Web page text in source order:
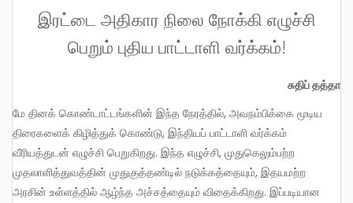
இரட்டை அதிகார நிலை நோக்கி எழுச்சி
பெறும் புதிய பாட்டாளி வர்க்கம்!
சுதிப் தத்தா
மே தினக் கொண்டாட்டங்களின் இந்த நேரத்தில், அவநம்பிக்கை மூடிய
திரைகளைக் கிழித்துக் கொண்டு, இந்தியப் பாட்டாளி வர்க்கம்
வீரியத்துடன் எழுச்சி பெறுகிறது. இந்த எழுச்சி, முதுகெலும்பற்ற
முதலாளித்துவத்தின் முதுகுத்தண்டில் நடுக்கத்தையும், இதயமற்ற
அரசின் உள்ளத்தில் ஆழ்ந்த அச்சத்தையும் விதைக்கிறது. இப்படியான